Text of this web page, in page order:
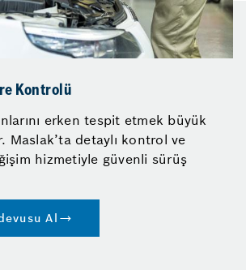
Kontrolü
erken tespit etmek büyük
Maslak’ta detaylı kontrol ve
hizmetiyle güvenli sürüş
Al